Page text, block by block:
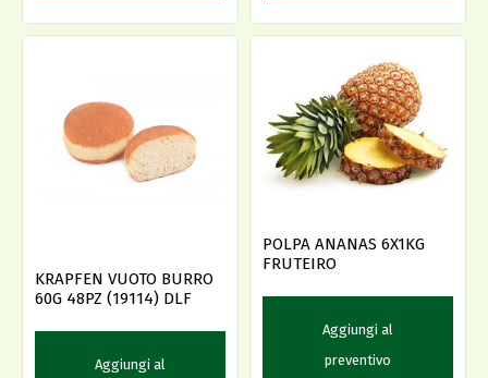
KRAPFEN VUOTO BURRO
60G 48PZ (19114) DLF
Aggiungi al
POLPA ANANAS 6X1KG
FRUTEIRO
Aggiungi al
preventivo